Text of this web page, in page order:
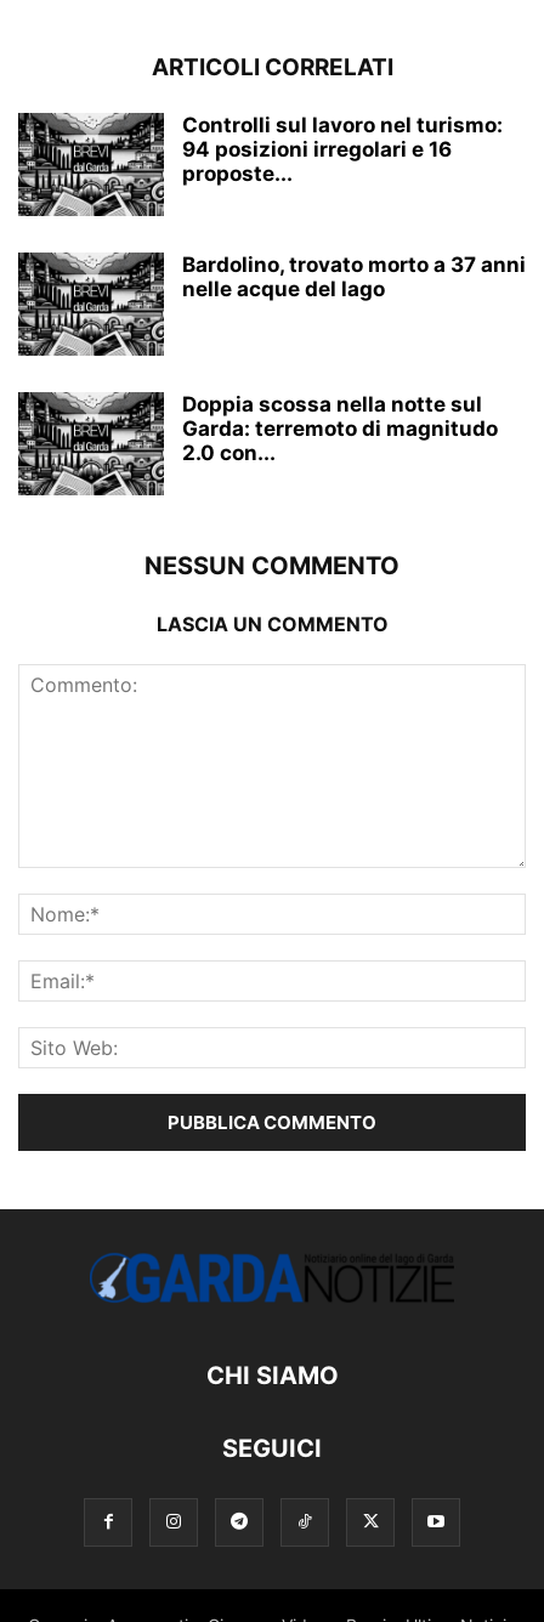
ARTICOLI CORRELATI
Controlli sul lavoro nel turismo:
94 posizioni irregolari e 16
proposte...
Bardolino, trovato morto a 37 anni
nelle acque del lago
Doppia scossa nella notte sul
Garda: terremoto di magnitudo
2.0 con...
NESSUN COMMENTO
LASCIA UN COMMENTO
CHI SIAMO
SEGUICI